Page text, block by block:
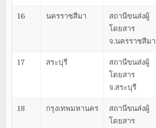
16 นครราชสีมา
สถานีขนส่งผู้
โดยสาร
จ.นครราชสีมา
17 สระบุรี
สถานีขนส่งผู้
โดยสาร
จ.สระบุรี
18 กรุงเทพมหานคร
สถานีขนส่งผู้
โดยสาร